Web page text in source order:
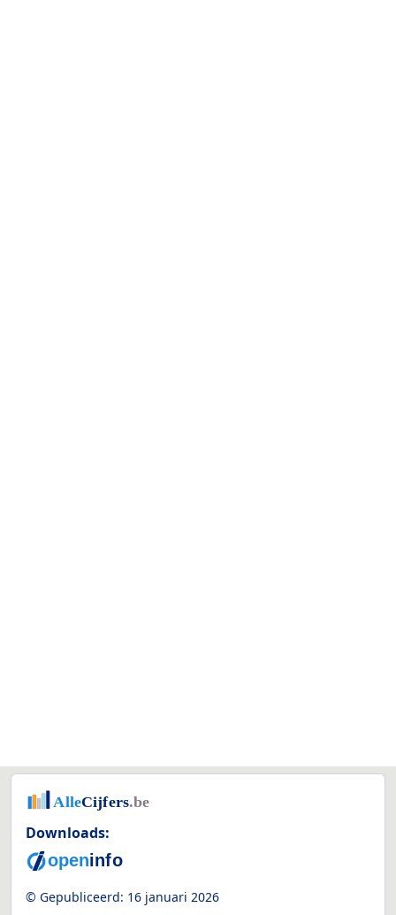
Downloads:
© Gepubliceerd: 16 januari 2026